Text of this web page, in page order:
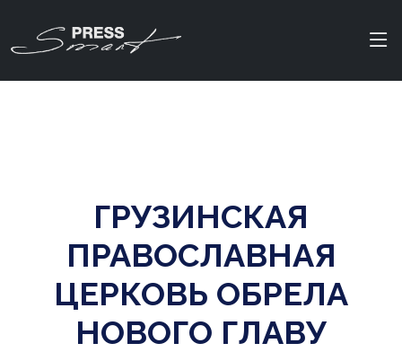
ГРУЗИНСКАЯ
ПРАВОСЛАВНАЯ
ЦЕРКОВЬ ОБРЕЛА
НОВОГО ГЛАВУ